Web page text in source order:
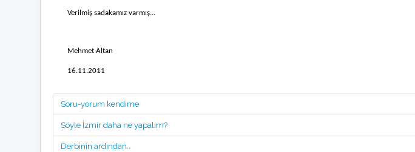
Verilmiş sadakamız varmış...
Mehmet Altan
16.11.2011
Soru-yorum kendime
Söyle İzmir daha ne yapalım?
Derbinin ardından..